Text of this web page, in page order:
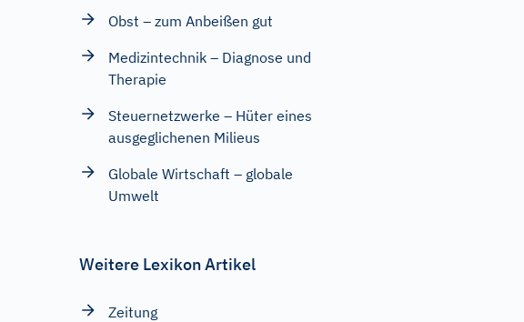
Obst – zum Anbeißen gut
Medizintechnik – Diagnose und
Therapie
Steuernetzwerke – Hüter eines
ausgeglichenen Milieus
Globale Wirtschaft – globale
Umwelt
Weitere Lexikon Artikel
Zeitung